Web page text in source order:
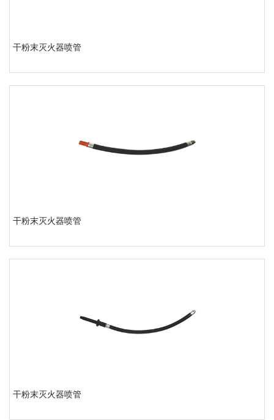
干粉末灭火器喷管
干粉末灭火器喷管
干粉末灭火器喷管